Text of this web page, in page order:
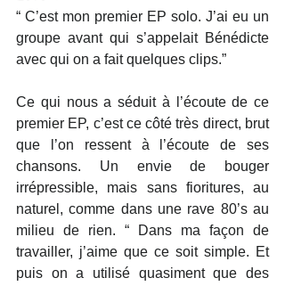
“ C’est mon premier EP solo. J’ai eu un
groupe avant qui s’appelait Bénédicte
avec qui on a fait quelques clips.”
Ce qui nous a séduit à l’écoute de ce
premier EP, c’est ce côté très direct, brut
que l’on ressent à l’écoute de ses
chansons. Un envie de bouger
irrépressible, mais sans fioritures, au
naturel, comme dans une rave 80’s au
milieu de rien. “ Dans ma façon de
travailler, j’aime que ce soit simple. Et
puis on a utilisé quasiment que des